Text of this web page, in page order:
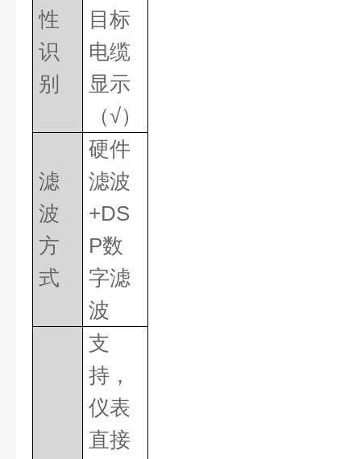
性
识
别
目标
电缆
显示
（√）
滤
波
方
式
硬件
滤波
+DS
P数
字滤
波
支
持，
仪表
直接